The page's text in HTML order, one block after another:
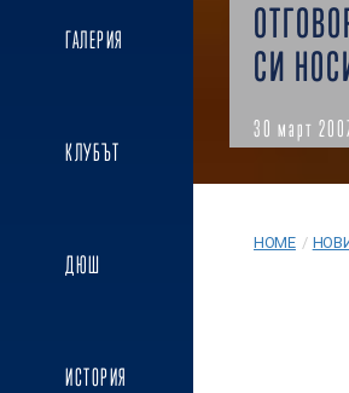
ГАЛЕРИЯ
КЛУБЪТ
ДЮШ
ИСТОРИЯ
СИ
30 март
HOME /